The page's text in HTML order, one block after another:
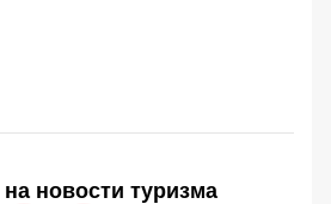
новости туризма